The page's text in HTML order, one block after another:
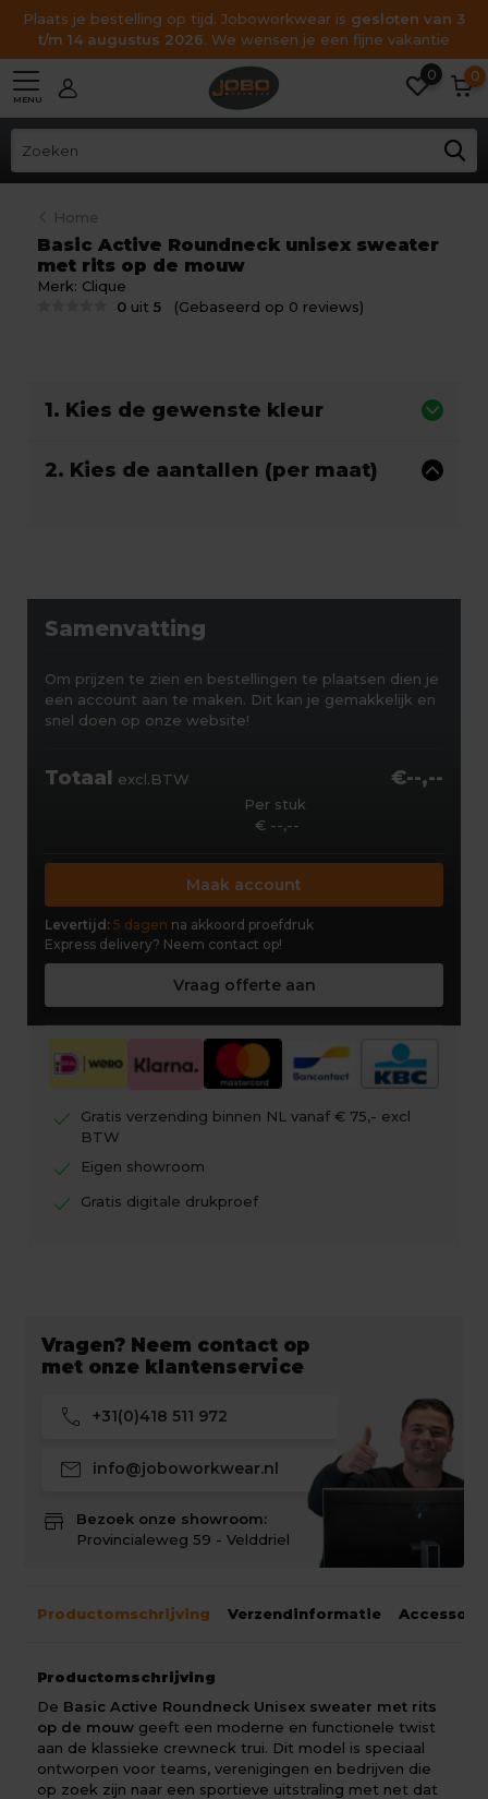
Plaats je bestelling op tijd. Joboworkwear is gesloten van 3
t/m 14 augustus 2026. We wensen je een fijne vakantie
MENU
0 0
Home
Basic Active Roundneck unisex sweater
met rits op de mouw
Merk: Clique
0 uit5 (Gebaseerd op 0 reviews)
1. Kies de gewenste kleur
2. Kies de aantallen (per maat)
Samenvatting
Om prijzen te zien en bestellingen te plaatsen dien je
een account aan te maken. Dit kan je gemakkelijk en
snel doen op onze website!
Totaal excl.BTW €--,--
Per stuk
€ --,--
Maak account
Levertijd: 5 dagen na akkoord proefdruk
Express delivery? Neem contact op!
Vraag offerte aan
check
Gratis verzending binnen NL vanaf € 75,- excl
BTW
check Eigen showroom
check Gratis digitale drukproef
Vragen? Neem contact op
met onze klantenservice
call +31(0)418 511 972
mail info@joboworkwear.nl
store
Bezoek onze showroom:
Provincialeweg 59 - Velddriel
Productomschrijving Verzendinformatie
Productomschrijving
De Basic Active Roundneck Unisex sweater met rits
op de mouw geeft een moderne en functionele twist
aan de klassieke crewneck trui. Dit model is speciaal
ontworpen voor teams, verenigingen en bedrijven die
op zoek zijn naar een sportieve uitstraling met net dat